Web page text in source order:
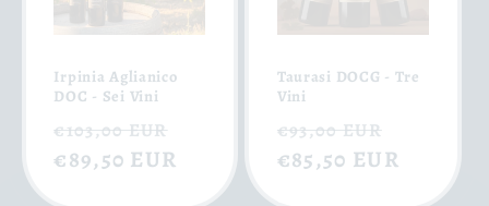
Irpinia Aglianico
DOC - Sei Vini
Precio
habitual
€103,00 EUR
oferta
€89,50 EUR
Taurasi DOCG - Tre
Vini
Precio
habitual
€93,00 EUR
de
oferta
€85,50 EUR